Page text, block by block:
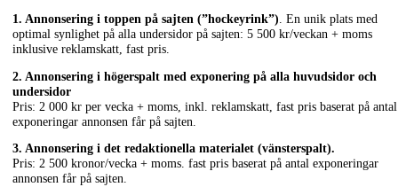
1. Annonsering i toppen på sajten (”hockeyrink”). En unik plats med
optimal synlighet på alla undersidor på sajten: 5 500 kr/veckan + moms
inklusive reklamskatt, fast pris.
2. Annonsering i högerspalt med exponering på alla huvudsidor och
undersidor
Pris: 2 000 kr per vecka + moms, inkl. reklamskatt, fast pris baserat på antal
exponeringar annonsen får på sajten.
3. Annonsering i det redaktionella materialet (vänsterspalt).
Pris: 2 500 kronor/vecka + moms. fast pris baserat på antal exponeringar
annonsen får på sajten.